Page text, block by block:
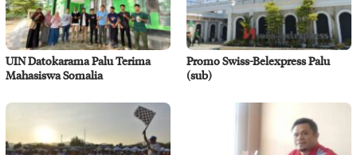
UIN Datokarama Palu Terima
Mahasiswa Somalia
Promo Swiss-Belexpress Palu
(sub)